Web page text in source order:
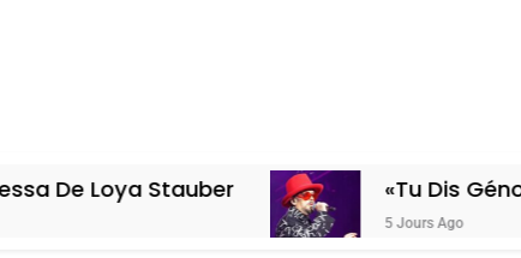
Stauber «Tu Dis Génocide, Je
5 Jours Ago